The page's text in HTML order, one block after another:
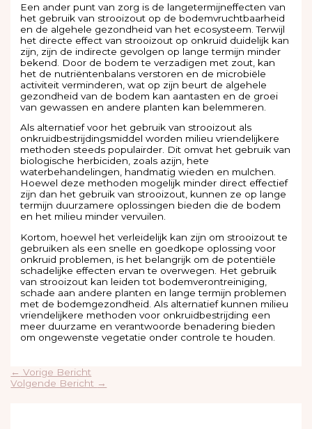
Een ander punt van zorg is de langetermijneffecten van
het gebruik van strooizout op de bodemvruchtbaarheid
en de algehele gezondheid van het ecosysteem. Terwijl
het directe effect van strooizout op onkruid duidelijk kan
zijn, zijn de indirecte gevolgen op lange termijn minder
bekend. Door de bodem te verzadigen met zout, kan
het de nutriëntenbalans verstoren en de microbiële
activiteit verminderen, wat op zijn beurt de algehele
gezondheid van de bodem kan aantasten en de groei
van gewassen en andere planten kan belemmeren.
Als alternatief voor het gebruik van strooizout als
onkruidbestrijdingsmiddel worden milieu vriendelijkere
methoden steeds populairder. Dit omvat het gebruik van
biologische herbiciden, zoals azijn, hete
waterbehandelingen, handmatig wieden en mulchen.
Hoewel deze methoden mogelijk minder direct effectief
zijn dan het gebruik van strooizout, kunnen ze op lange
termijn duurzamere oplossingen bieden die de bodem
en het milieu minder vervuilen.
Kortom, hoewel het verleidelijk kan zijn om strooizout te
gebruiken als een snelle en goedkope oplossing voor
onkruid problemen, is het belangrijk om de potentiële
schadelijke effecten ervan te overwegen. Het gebruik
van strooizout kan leiden tot bodemverontreiniging,
schade aan andere planten en lange termijn problemen
met de bodemgezondheid. Als alternatief kunnen milieu
vriendelijkere methoden voor onkruidbestrijding een
meer duurzame en verantwoorde benadering bieden
om ongewenste vegetatie onder controle te houden.
← Vorige Bericht
Volgende Bericht →